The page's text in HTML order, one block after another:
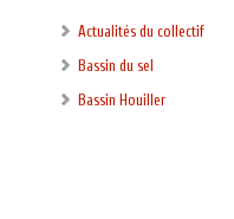
Actualités du collectif
Bassin du sel
Bassin Houiller